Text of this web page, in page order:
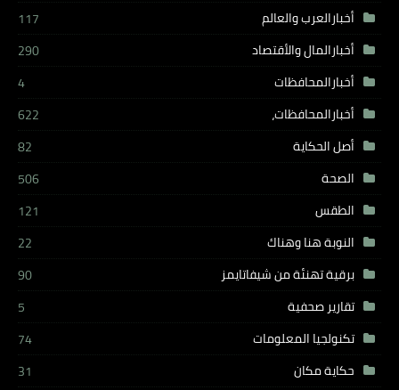
أخبارالعرب والعالم
117
أخبارالمال والأقتصاد
290
أخبارالمحافظات
4
أخبارالمحافظات،
622
أصل الحكاية
82
الصحة
506
الطقس
121
النوبة هنا وهناك
22
برقية تهنئة من شيفاتايمز
90
تقارير صحفية
5
تكنولجيا المعلومات
74
حكاية مكان
31